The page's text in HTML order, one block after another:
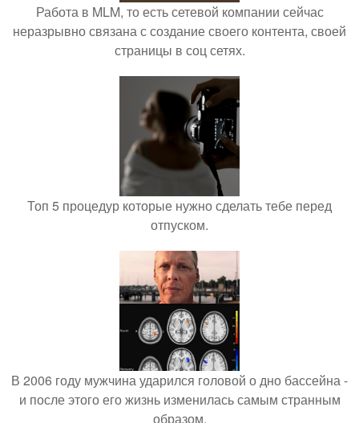
Работа в MLM, то есть сетевой компании сейчас
неразрывно связана с создание своего контента, своей
страницы в соц сетях.
Топ 5 процедур которые нужно сделать тебе перед
отпуском.
В 2006 году мужчина ударился головой о дно бассейна -
и после этого его жизнь изменилась самым странным
образом.